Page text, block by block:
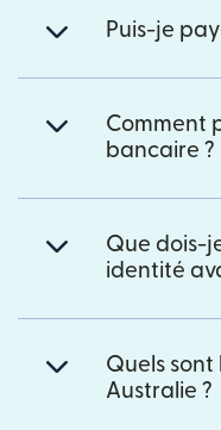
Puis-je
Comment
bancaire ?
Que dois-
identité
Quels sont
Australie ?